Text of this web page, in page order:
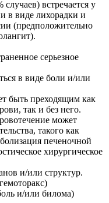
встречается у
в виде лихорадки и
(предположительно
серьезное
в виде боли и/или
быть преходящим как
так и без него.
может
такого как
печеночной
хирургическое
и/или структур.
и/или билома)